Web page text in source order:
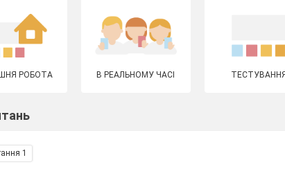
РОБОТА В РЕАЛЬНОМУ ЧАСІ ТЕСТУВАННЯ
1